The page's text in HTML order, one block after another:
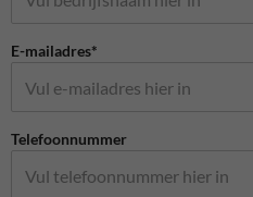
E-mailadres*
Telefoonnummer